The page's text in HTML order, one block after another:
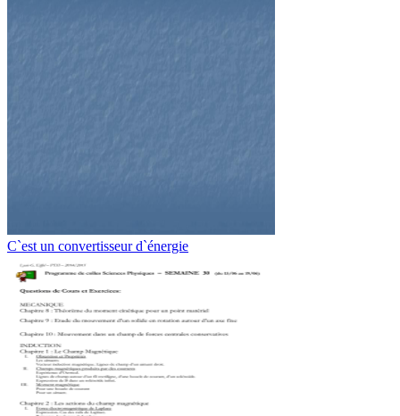
C`est un convertisseur d`énergie